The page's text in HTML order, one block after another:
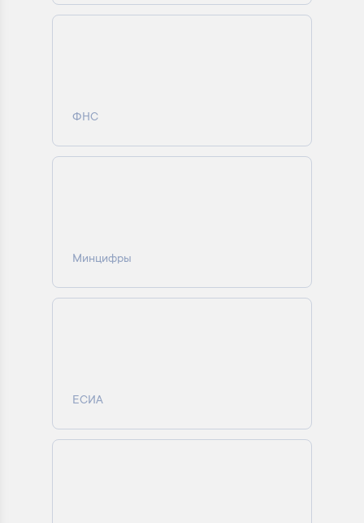
ФНС
Минцифры
ЕСИА